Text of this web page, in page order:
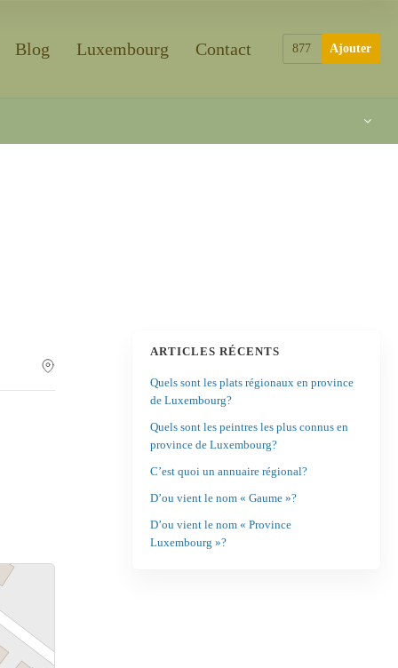
Blog Luxembourg Contact 877 Ajouter
ARTICLES RÉCENTS
Quels sont les plats régionaux en province
de Luxembourg?
Quels sont les peintres les plus connus en
province de Luxembourg?
C’est quoi un annuaire régional?
D’ou vient le nom « Gaume »?
D’ou vient le nom « Province
Luxembourg »?